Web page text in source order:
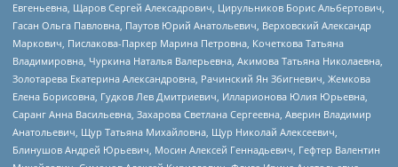
Евгеньевна, Щаров Сергей Алексадрович, Цирульников Борис Альбертович,
Гасан Ольга Павловна, Паутов Юрий Анатольевич, Верховский Александр
Маркович, Пислакова-Паркер Марина Петровна, Кочеткова Татьяна
Владимировна, Чуркина Наталья Валерьевна, Акимова Татьяна Николаевна,
Золотарева Екатерина Александровна, Рачинский Ян Збигневич, Жемкова
Елена Борисовна, Гудков Лев Дмитриевич, Илларионова Юлия Юрьевна,
Саранг Анна Васильевна, Захарова Светлана Сергеевна, Аверин Владимир
Анатольевич, Щур Татьяна Михайловна, Щур Николай Алексеевич,
Блинушов Андрей Юрьевич, Мосин Алексей Геннадьевич, Гефтер Валентин